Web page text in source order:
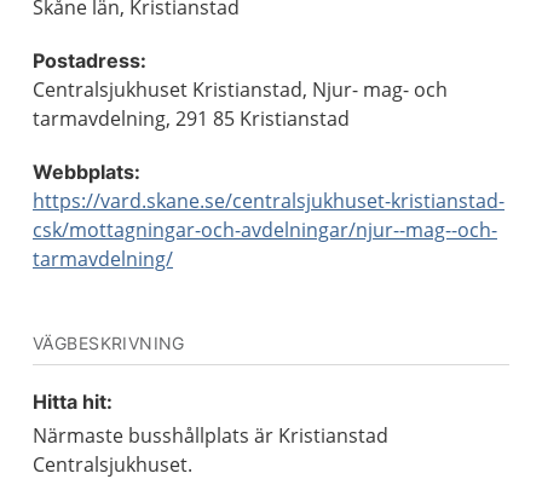
Skåne län, Kristianstad
Postadress:
Centralsjukhuset Kristianstad, Njur- mag- och
tarmavdelning, 291 85 Kristianstad
Webbplats:
https://vard.skane.se/centralsjukhuset-kristianstad-
csk/mottagningar-och-avdelningar/njur--mag--och-
tarmavdelning/
VÄGBESKRIVNING
Hitta hit:
Närmaste busshållplats är Kristianstad
Centralsjukhuset.